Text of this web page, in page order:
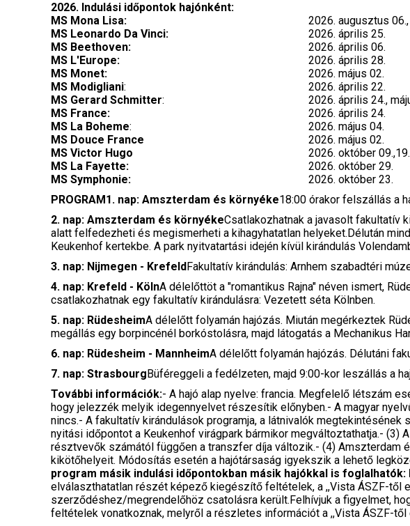
2026. Indulási időpontok hajónként:
MS Mona Lisa:
2026. augusztus 06.,
MS Leonardo Da Vinci:
2026. április 25.
MS Beethoven:
2026. április 06.
MS L'Europe:
2026. április 28.
MS Monet:
2026. május 02.
MS Modigliani:
2026. április 22.
MS Gerard Schmitter:
2026. április 24.,
MS France:
2026. április 24.
MS La Boheme:
2026. május 04.
MS Douce France
2026. május 02.
MS Victor Hugo
2026. október 09.,19.
MS La Fayette:
2026. október 29.
MS Symphonie:
2026. október 23.
PROGRAM1. nap: Amszterdam és környéke18:00 órakor felszállás a
2. nap: Amszterdam és környékeCsatlakozhatnak a javasolt fakultatív
alatt felfedezheti és megismerheti a kihagyhatatlan helyeket.Délután
Keukenhof kertekbe. A park nyitvatartási idején kívül kirándulás
3. nap: Nijmegen - KrefeldFakultatív kirándulás: Arnhem szabadtéri
4. nap: Krefeld - KölnA délelőttöt a "romantikus Rajna" néven ismert,
csatlakozhatnak egy fakultatív kirándulásra: Vezetett séta Kölnben.
5. nap: RüdesheimA délelőtt folyamán hajózás. Miután megérkeztek
megállás egy borpincénél borkóstolásra, majd látogatás a Mechanikus
6. nap: Rüdesheim - MannheimA délelőtt folyamán hajózás. Délutáni
7. nap: StrasbourgBüféreggeli a fedélzeten, majd 9:00-kor leszállás a
További információk:- A hajó alap nyelve: francia. Megfelelő létszám
hogy jelezzék melyik idegennyelvet részesítik előnyben.- A magyar
nincs.- A fakultatív kirándulások programja, a látnivalók
nyitási időpontot a Keukenhof virágpark bármikor megváltoztathatja.-
résztvevők számától függően a transzfer díja változik.- (4) Amszterdam
kikötőhelyeit. Módosítás esetén a hajótársaság igyekszik a lehető
program másik indulási időpontokban másik hajókkal is foglalhatók:
elválaszthatatlan részét képező kiegészítő feltételek, a ,,Vista ÁSZF-
szerződéshez/megrendelőhöz csatolásra került.Felhívjuk a figyelmet,
feltételek vonatkoznak, melyről a részletes információt a ,,Vista ÁSZF-